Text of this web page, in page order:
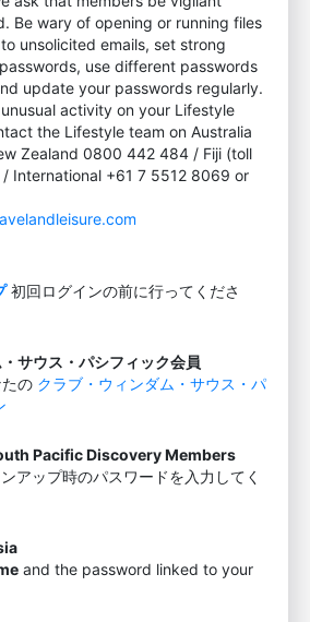
Be wary of opening or running files
unsolicited emails, set strong
use different passwords
update your passwords regularly.
activity on your Lifestyle
the Lifestyle team on Australia
Zealand 0800 442 484 / Fiji (toll
International +61 7 5512 8069 or
初回ログインの前に行ってくださ
サウス・パシフィック会員
の クラブ・ウィンダム・サウス・パ
Pacific Discovery Members
アップ時のパスワードを入力してく
and the password linked to your